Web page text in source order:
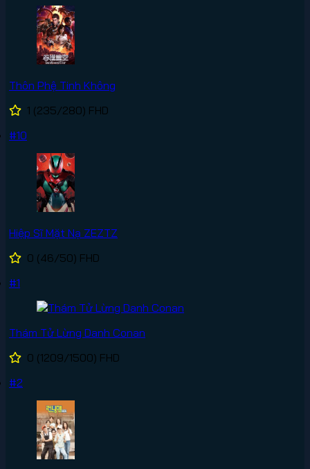
Thôn Phệ Tinh Không
1 (235/280) FHD
#10
Hiệp Sĩ Mặt Nạ ZEZTZ
0 (46/50) FHD
#1
Thám Tử Lừng Danh Conan
0 (1209/1500) FHD
#2